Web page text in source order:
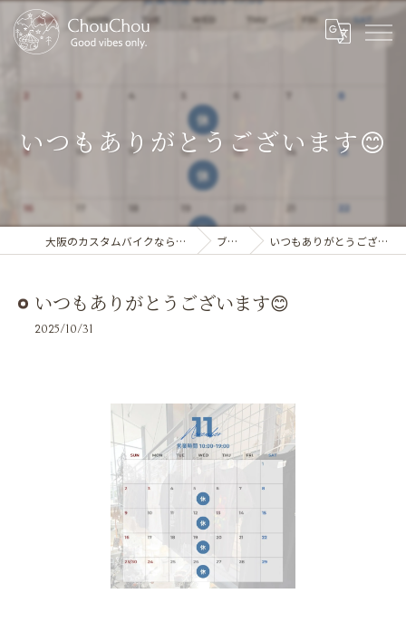
いつもありがとうございます😊
大阪のカスタムバイクならChouChou ブログ いつもありがとうございます😊
いつもありがとうございます😊
2025/10/31